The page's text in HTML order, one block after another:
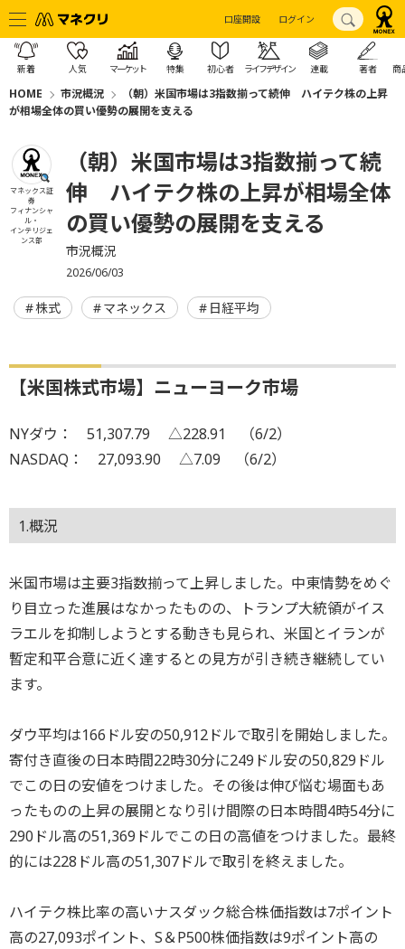
口座開設 ログイン
新着 人気 マーケット 特集 初心者 ライフデザイン 連載 著者 商
HOME 市況概況
（朝）米国市場は3指数揃って続伸 ハイテク株の上昇
が相場全体の買い優勢の展開を支える
マネックス証
券
フィナンシャ
ル・
インテリジェ
ンス部
（朝）米国市場は3指数揃って続
伸 ハイテク株の上昇が相場全体
の買い優勢の展開を支える
市況概況
2026/06/03
株式 マネックス 日経平均
【米国株式市場】ニューヨーク市場
NYダウ： 51,307.79 △228.91 （6/2）
NASDAQ： 27,093.90 △7.09 （6/2）
1.概況
米国市場は主要3指数揃って上昇しました。中東情勢をめぐ
り目立った進展はなかったものの、トランプ大統領がイス
ラエルを抑制しようとする動きも見られ、米国とイランが
暫定和平合意に近く達するとの見方が引き続き継続してい
ます。
ダウ平均は166ドル安の50,912ドルで取引を開始しました。
寄付き直後の日本時間22時30分に249ドル安の50,829ドル
でこの日の安値をつけました。その後は伸び悩む場面もあ
ったものの上昇の展開となり引け間際の日本時間4時54分に
290ドル高の51,369ドルでこの日の高値をつけました。最終
的には228ドル高の51,307ドルで取引を終えました。
ハイテク株比率の高いナスダック総合株価指数は7ポイント
高の27,093ポイント、S＆P500株価指数は9ポイント高の